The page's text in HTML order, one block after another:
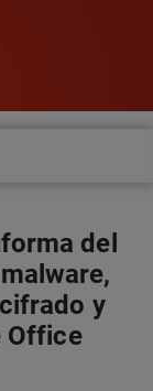
del
y
Office